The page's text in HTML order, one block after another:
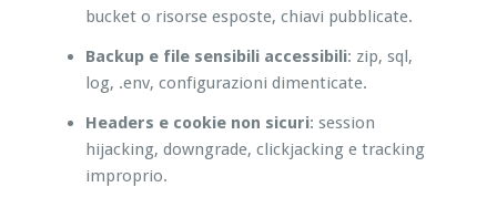
bucket o risorse esposte, chiavi pubblicate.
Backup e file sensibili accessibili: zip, sql,
log, .env, configurazioni dimenticate.
Headers e cookie non sicuri: session
hijacking, downgrade, clickjacking e tracking
improprio.